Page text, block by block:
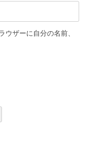
ザーに自分の名前、